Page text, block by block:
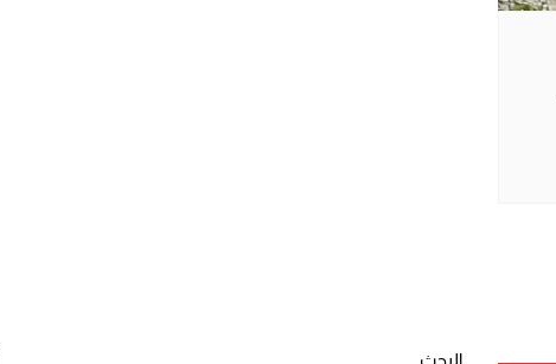
البحث